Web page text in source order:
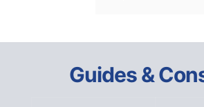
Guides &